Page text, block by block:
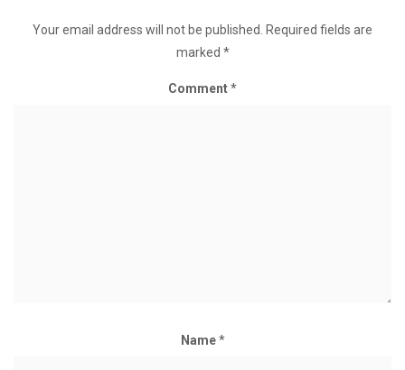
Your email address will not be published.
Required fields are
marked *
Comment*
Name*